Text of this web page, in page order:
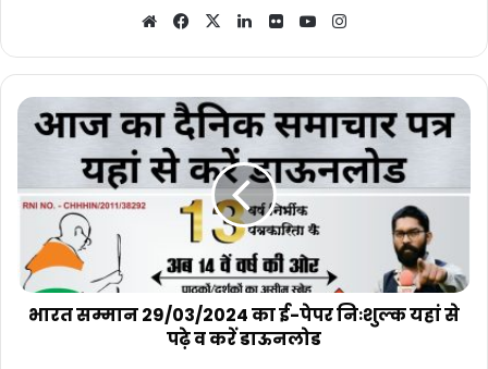
WebsiteFacebook
X LinkedIn
Flickr YouTube
भारत
सम्मान
29/03/2024
ई-
निःशुल्क
यहां
से
पढ़े
भारत सम्मान 29/03/2024 का ई-पेपर निःशुल्क यहां से
पढ़े व करें डाऊनलोड